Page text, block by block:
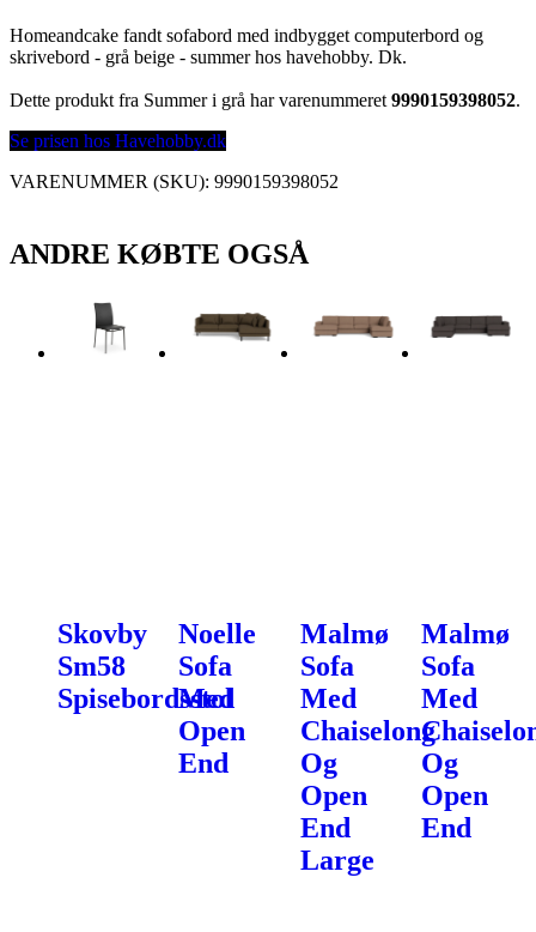
Homeandcake fandt sofabord med indbygget computerbord og
skrivebord - grå beige - summer hos havehobby. Dk.
Dette produkt fra Summer i grå har varenummeret 9990159398052.
Se prisen hos Havehobby.dk
VARENUMMER (SKU): 9990159398052
ANDRE KØBTE OGSÅ
Skovby
Sm58
Spisebordsstol
Noelle
Sofa
Med
Open
End
Malmø
Sofa
Med
Chaiselong
Og
Open
End
Large
Malmø
Sofa
Med
Og
Open
End